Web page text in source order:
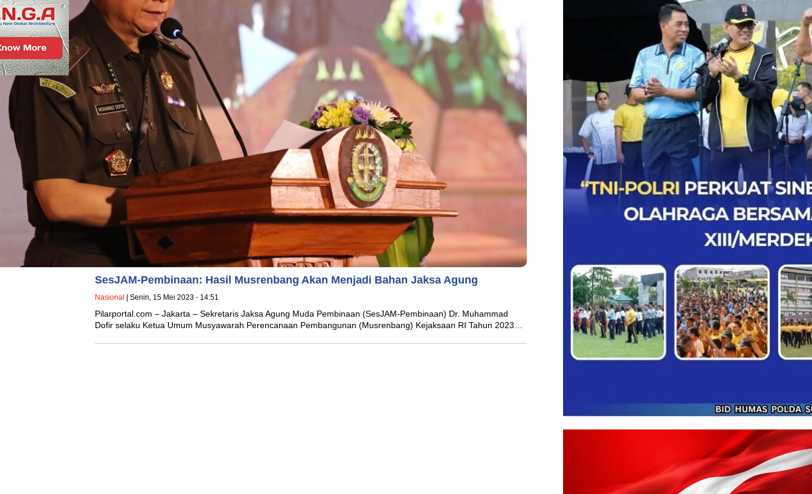
SesJAM-Pembinaan: Hasil Musrenbang Akan Menjadi Bahan Jaksa Agung
Nasional | Senin, 15 Mei 2023 - 14:51
Pilarportal.com – Jakarta – Sekretaris Jaksa Agung Muda Pembinaan (SesJAM-Pembinaan) Dr. Muhammad
Dofir selaku Ketua Umum Musyawarah Perencanaan Pembangunan (Musrenbang) Kejaksaan RI Tahun 2023…